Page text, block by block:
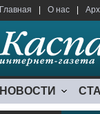
Главная О нас
НОВОСТИ